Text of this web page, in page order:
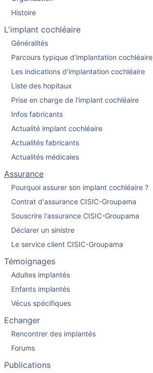
Histoire
L'implant cochléaire
Généralités
Parcours typique d'implantation cochléaire
Les indications d'implantation cochléaire
Liste des hopitaux
Prise en charge de l'implant cochléaire
Infos fabricants
Actualité implant cochléaire
Actualités fabricants
Actualités médicales
Assurance
Pourquoi assurer son implant cochléaire ?
Contrat d'assurance CISIC-Groupama
Souscrire l'assurance CISIC-Groupama
Déclarer un sinistre
Le service client CISIC-Groupama
Témoignages
Adultes implantés
Enfants implantés
Vécus spécifiques
Echanger
Rencontrer des implantés
Forums
Publications